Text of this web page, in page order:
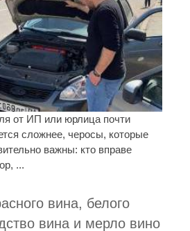
от ИП или юрлица почти
сложнее, черосы, которые
важны: кто вправе
...
вина, белого
вина и мерло вино